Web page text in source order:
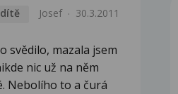
dítě Josef 30.3.2011
svědilo, mazala jsem
nic už na něm
Nebolího to a čurá